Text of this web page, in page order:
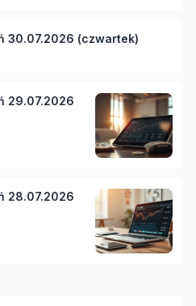
30.07.2026 (czwartek)
29.07.2026
28.07.2026